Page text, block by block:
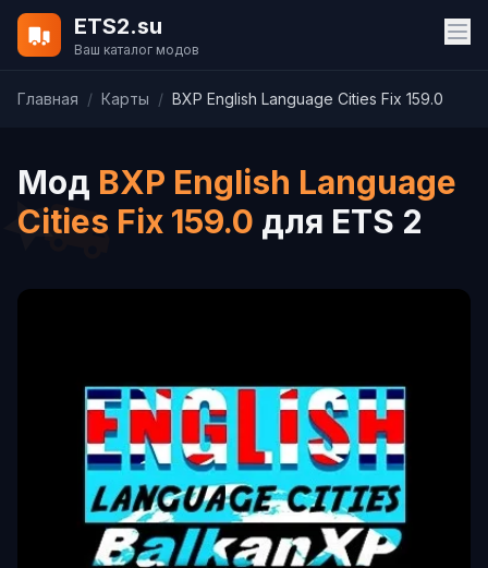
ETS2.su
Ваш каталог модов
Главная / Карты / BXP English Language Cities Fix 159.0
Мод BXP English Language
Cities Fix 159.0 для ETS 2